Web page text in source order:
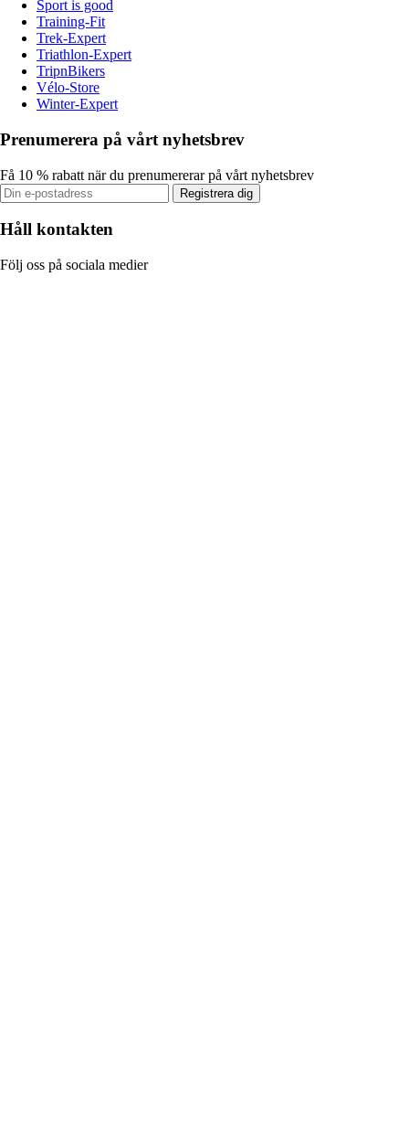
Sport is good
Training-Fit
Trek-Expert
Triathlon-Expert
TripnBikers
Vélo-Store
Winter-Expert
Prenumerera på vårt nyhetsbrev
Få 10 % rabatt när du prenumererar på vårt nyhetsbrev
Registrera dig
Håll kontakten
Följ oss på sociala medier